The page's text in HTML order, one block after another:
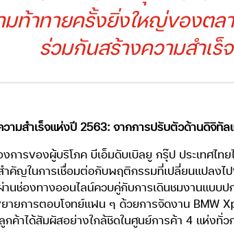
มท้าทายครั้งยิ่งใหญ่ของตล
ร่วมกันสร้างความสำเ
วามสำเร็จแห่งปี 2563: จากการปรับตัวด้านดิจิ
การของผู้บริโภค บีเอ็มดับเบิลยู กรุ๊ป ประเทศ
คัญในการเชื่อมต่อกับพฤติกรรมที่เปลี่ยนแปลงไป
านช่องทางออนไลน์ควบคู่กับการเดินชมงานแบ
ยายการตอบโจทย์แฟน ๆ ด้วยการจัดงาน
กค้าได้สัมผัสอย่างใกล้ชิดในศูนย์การค้า 4 แห่งทั่